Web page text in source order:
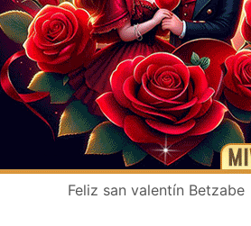
Feliz san valentín Betzabe